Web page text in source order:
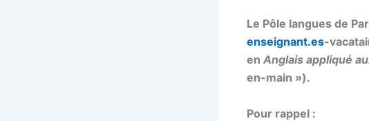
Le Pôle langues de
enseignant.es-
en Anglais appliqué
en-main »).
Pour rappel :